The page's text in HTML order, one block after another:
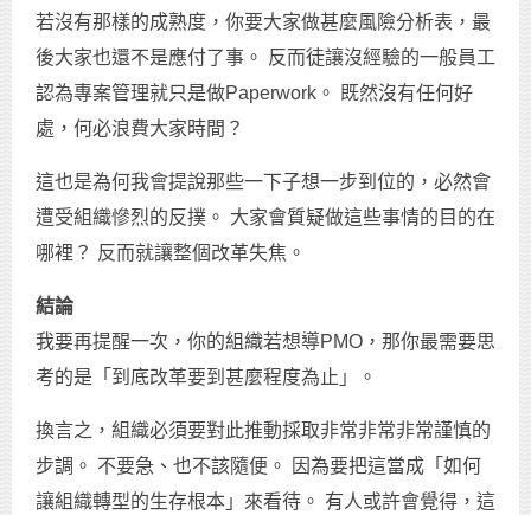
若沒有那樣的成熟度，你要大家做甚麼風險分析表，最
後大家也還不是應付了事。 反而徒讓沒經驗的一般員工
認為專案管理就只是做Paperwork。 既然沒有任何好
處，何必浪費大家時間？
這也是為何我會提說那些一下子想一步到位的，必然會
遭受組織慘烈的反撲。 大家會質疑做這些事情的目的在
哪裡？ 反而就讓整個改革失焦。
結論
我要再提醒一次，你的組織若想導PMO，那你最需要思
考的是「到底改革要到甚麼程度為止」。
換言之，組織必須要對此推動採取非常非常非常謹慎的
步調。 不要急、也不該隨便。 因為要把這當成「如何
讓組織轉型的生存根本」來看待。 有人或許會覺得，這